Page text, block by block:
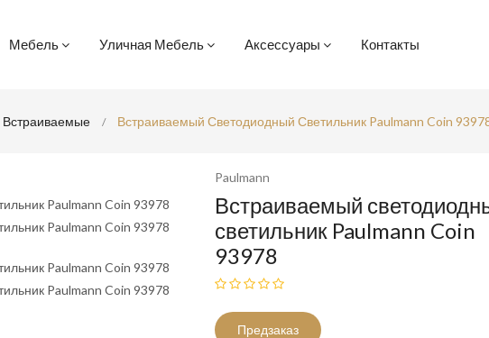
Мебель Уличная Мебель Аксессуары Контакты
Встраиваемые Встраиваемый Светодиодный Светильник Paulmann Coin
Paulmann
Встраиваемый
светильник Paulmann Coin
93978
Предзаказ